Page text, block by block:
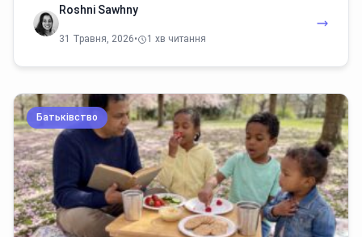
Roshni Sawhny
31 Травня, 2026• 1 хв читання
Батьківство